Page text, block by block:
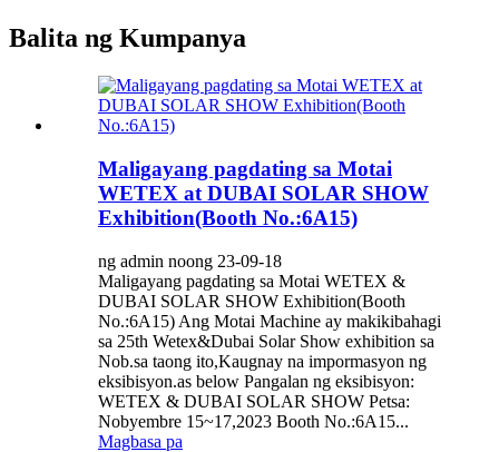
Balita ng Kumpanya
Maligayang pagdating sa Motai
WETEX at DUBAI SOLAR SHOW
Exhibition(Booth No.:6A15)
ng admin noong 23-09-18
Maligayang pagdating sa Motai WETEX &
DUBAI SOLAR SHOW Exhibition(Booth
No.:6A15) Ang Motai Machine ay makikibahagi
sa 25th Wetex&Dubai Solar Show exhibition sa
Nob.sa taong ito,Kaugnay na impormasyon ng
eksibisyon.as below Pangalan ng eksibisyon:
WETEX & DUBAI SOLAR SHOW Petsa:
Nobyembre 15~17,2023 Booth No.:6A15...
Magbasa pa